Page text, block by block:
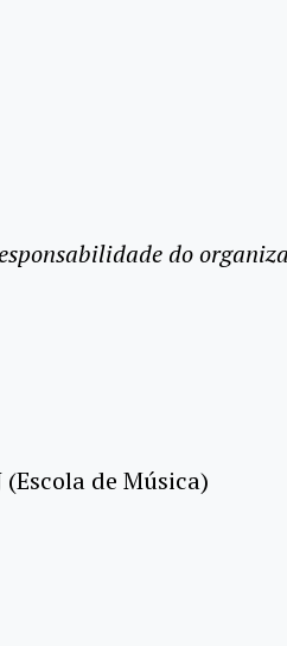
do
(Escola de Música)